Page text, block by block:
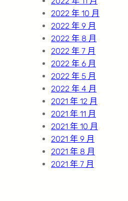
2022 年 10 月
2022 年 9 月
2022 年 8 月
2022 年 7 月
2022 年 6 月
2022 年 5 月
2022 年 4 月
2021 年 12 月
2021 年 11 月
2021 年 10 月
2021 年 9 月
2021 年 8 月
2021 年 7 月